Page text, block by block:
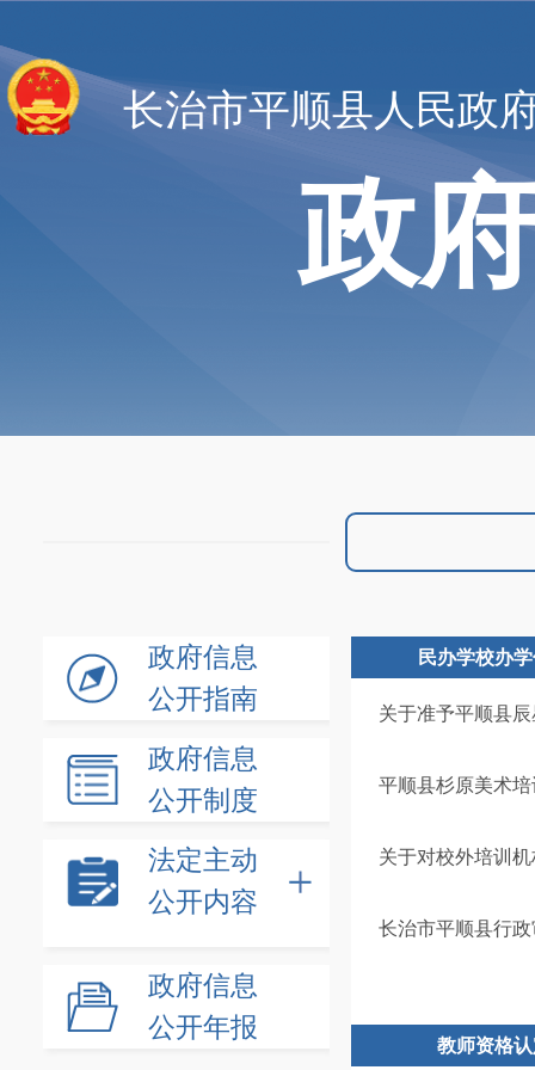
长治市平顺县人民政
政
政府信息
公开指南
政府信息
公开制度
法定主动
公开内容
政府信息
公开年报
民办学校办
关于准予平顺县
平顺县杉原美术
关于对校外培训
长治市平顺县行
教师资格